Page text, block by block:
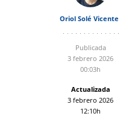
Oriol Solé Vicente
Publicada
3 febrero 2026
00:03h
Actualizada
3 febrero 2026
12:10h